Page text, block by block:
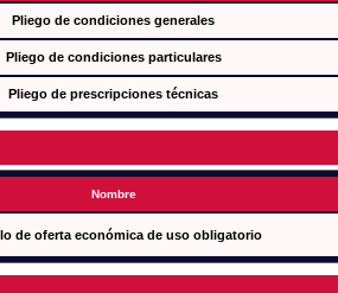
Pliego de condiciones generales
Pliego de condiciones particulares
Pliego de prescripciones técnicas
Nombre
de oferta económica de uso obligatorio